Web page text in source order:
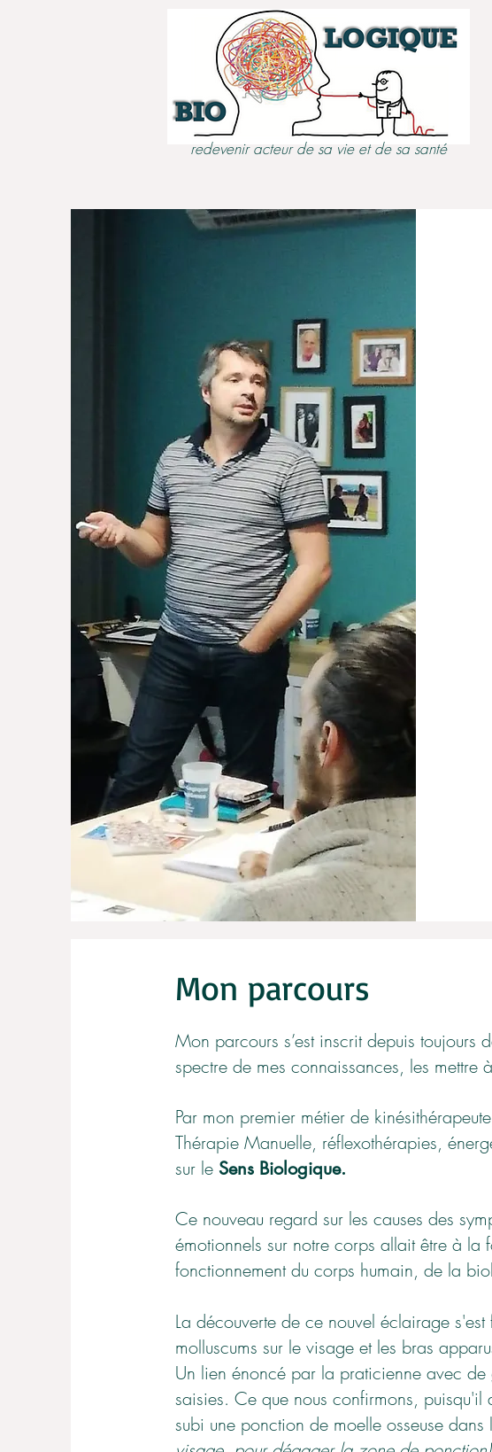
redevenir acteur de sa vie et de sa santé
Mon parcours
Mon parcours s’est inscrit depuis
spectre de mes connaissances, les mettre
Par mon premier métier de
Thérapie Manuelle, réflexothérapies,
sur le Sens Biologique.
Ce nouveau regard sur les causes des
émotionnels sur notre corps allait être à la
fonctionnement du corps humain, de la
La découverte de ce nouvel éclairage s'est
molluscums sur le visage et les bras
Un lien énoncé par la praticienne avec de
saisies. Ce que nous confirmons,
subi une ponction de moelle osseuse